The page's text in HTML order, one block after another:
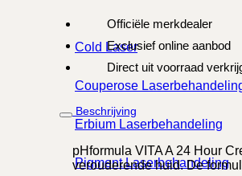
Cold Laser
Couperose
Erbium Laserbehandeling
Pigment Laserbehandeling
Officiële merkdealer
Exclusief online aanbod
Direct uit voorraad
Beschrijving
pHformula VITA A 24 Hour
verouderende huid. De